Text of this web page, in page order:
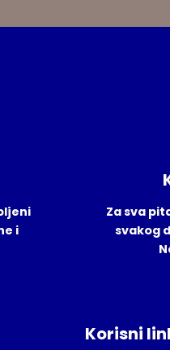
i
Za sva
svakog
Korisni